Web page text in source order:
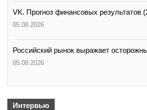
VK. Прогноз финансовых
05.08.2026
Российский рынок выражает
05.08.2026
Интервью